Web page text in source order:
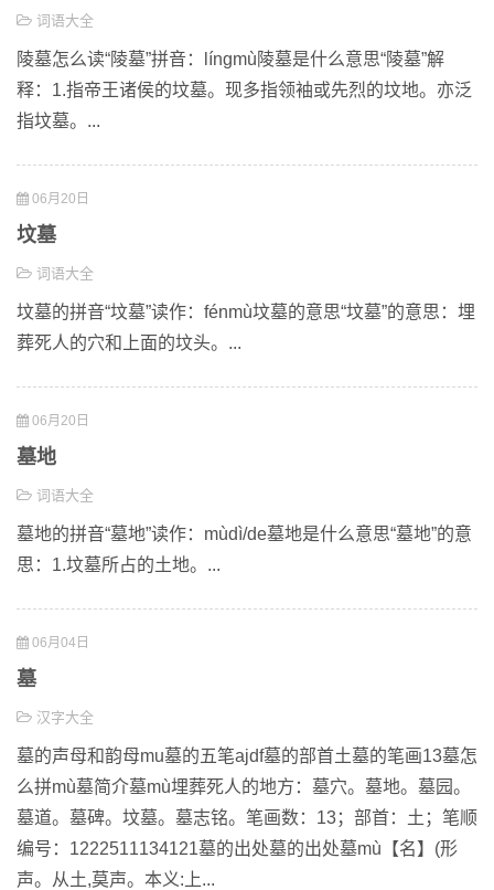
词语大全
陵墓怎么读“陵墓”拼音：língmù陵墓是什么意思“陵墓”解
释：1.指帝王诸侯的坟墓。现多指领袖或先烈的坟地。亦泛
指坟墓。...
06月20日
坟墓
词语大全
坟墓的拼音“坟墓”读作：fénmù坟墓的意思“坟墓”的意思：埋
葬死人的穴和上面的坟头。...
06月20日
墓地
词语大全
墓地的拼音“墓地”读作：mùdì/de墓地是什么意思“墓地”的意
思：1.坟墓所占的土地。...
06月04日
墓
汉字大全
墓的声母和韵母mu墓的五笔ajdf墓的部首土墓的笔画13墓怎
么拼mù墓简介墓mù埋葬死人的地方：墓穴。墓地。墓园。
墓道。墓碑。坟墓。墓志铭。笔画数：13；部首：土；笔顺
编号：1222511134121墓的出处墓的出处墓mù【名】(形
声。从土,莫声。本义:上...